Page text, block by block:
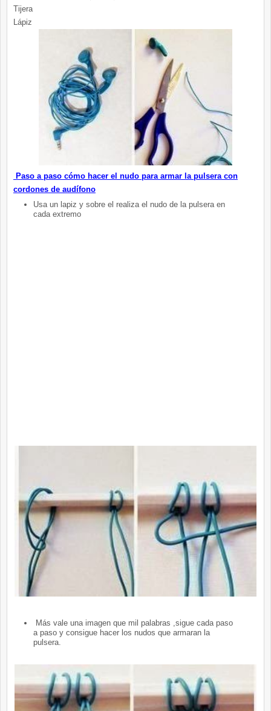
Tijera
Lápiz
Paso a paso cómo hacer el nudo para armar la pulsera con
cordones de audífono
Usa un lapiz y sobre el realiza el nudo de la pulsera en
cada extremo
Más vale una imagen que mil palabras ,sigue cada paso
a paso y consigue hacer los nudos que armaran la
pulsera.